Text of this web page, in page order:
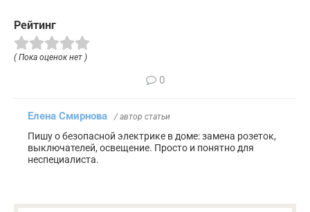
Рейтинг
( Пока оценок нет )
0
Елена Смирнова / автор статьи
Пишу о безопасной электрике в доме: замена розеток,
выключателей, освещение. Просто и понятно для
неспециалиста.